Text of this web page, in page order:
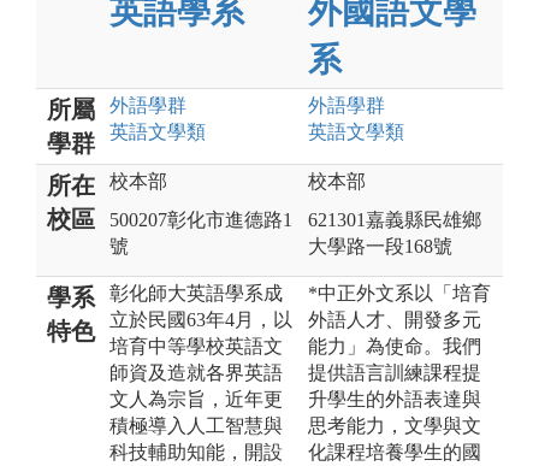
英語學系
外國語文學
系
所屬
學群
外語學群
英語文學類
外語學群
英語文學類
所在
校區
校本部
500207彰化市進德路1
號
校本部
621301嘉義縣民雄鄉
大學路一段168號
學系
特色
彰化師大英語學系成
立於民國63年4月，以
培育中等學校英語文
師資及造就各界英語
文人為宗旨，近年更
積極導入人工智慧與
科技輔助知能，開設
*中正外文系以「培育
外語人才、開發多元
能力」為使命。我們
提供語言訓練課程提
升學生的外語表達與
思考能力，文學與文
化課程培養學生的國